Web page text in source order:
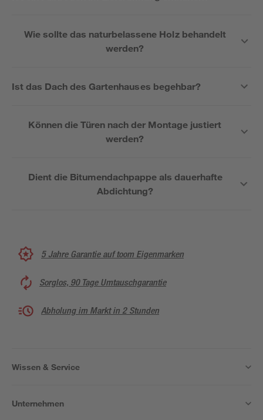
Wie sollte das naturbelassene Holz behandelt
werden?
Ist das Dach des Gartenhauses begehbar?
Können die Türen nach der Montage justiert
werden?
Dient die Bitumendachpappe als dauerhafte
Abdichtung?
5 Jahre Garantie auf toom Eigenmarken
Sorglos, 90 Tage Umtauschgarantie
Abholung im Markt in 2 Stunden
Wissen & Service
Unternehmen